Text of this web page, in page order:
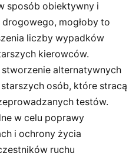
sposób obiektywny i
mogłoby to
liczby wypadków
kierowców.
alternatywnych
osób, które stracą
testów.
w celu poprawy
i ochrony życia
ruchu